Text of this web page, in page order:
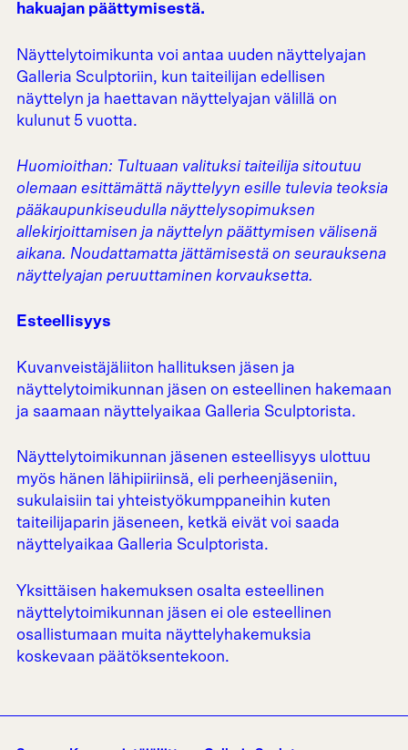
hakuajan päättymisestä.
Näyttelytoimikunta voi antaa uuden näyttelyajan
Galleria Sculptoriin, kun taiteilijan edellisen
näyttelyn ja haettavan näyttelyajan välillä on
kulunut 5 vuotta.
Huomioithan: Tultuaan valituksi taiteilija sitoutuu
olemaan esittämättä näyttelyyn esille tulevia teoksia
pääkaupunkiseudulla näyttelysopimuksen
allekirjoittamisen ja näyttelyn päättymisen välisenä
aikana. Noudattamatta jättämisestä on seurauksena
näyttelyajan peruuttaminen korvauksetta.
Esteellisyys
Kuvanveistäjäliiton hallituksen jäsen ja
näyttelytoimikunnan jäsen on esteellinen hakemaan
ja saamaan näyttelyaikaa Galleria Sculptorista.
Näyttelytoimikunnan jäsenen esteellisyys ulottuu
myös hänen lähipiiriinsä, eli perheenjäseniin,
sukulaisiin tai yhteistyökumppaneihin kuten
taiteilijaparin jäseneen, ketkä eivät voi saada
näyttelyaikaa Galleria Sculptorista.
Yksittäisen hakemuksen osalta esteellinen
näyttelytoimikunnan jäsen ei ole esteellinen
osallistumaan muita näyttelyhakemuksia
koskevaan päätöksentekoon.